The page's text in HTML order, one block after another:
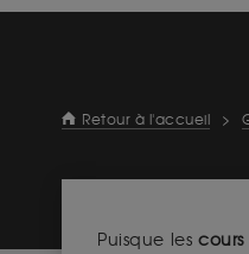
Retour à l'accueil >
Puisque lescours